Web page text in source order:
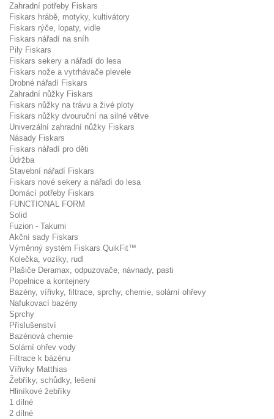
Zahradní potřeby Fiskars
Fiskars hrábě, motyky, kultivátory
Fiskars rýče, lopaty, vidle
Fiskars nářadí na sníh
Pily Fiskars
Fiskars sekery a nářadí do lesa
Fiskars nože a vytrhávače plevele
Drobné nářadí Fiskars
Zahradní nůžky Fiskars
Fiskars nůžky na trávu a živé ploty
Fiskars nůžky dvouruční na silné větve
Univerzální zahradní nůžky Fiskars
Násady Fiskars
Fiskars nářadí pro děti
Údržba
Stavební nářadí Fiskars
Fiskars nové sekery a nářadí do lesa
Domácí potřeby Fiskars
FUNCTIONAL FORM
Solid
Fuzion - Takumi
Akční sady Fiskars
Výměnný systém Fiskars QuikFit™
Kolečka, vozíky, rudl
Plašiče Deramax, odpuzovače, návnady, pasti
Popelnice a kontejnery
Bazény, vířivky, filtrace, sprchy, chemie, solární ohřevy
Nafukovací bazény
Sprchy
Příslušenství
Bazénová chemie
Solární ohřev vody
Filtrace k bázénu
Vířivky Matthias
Žebříky, schůdky, lešení
Hliníkové žebříky
1 dílné
2 dílné